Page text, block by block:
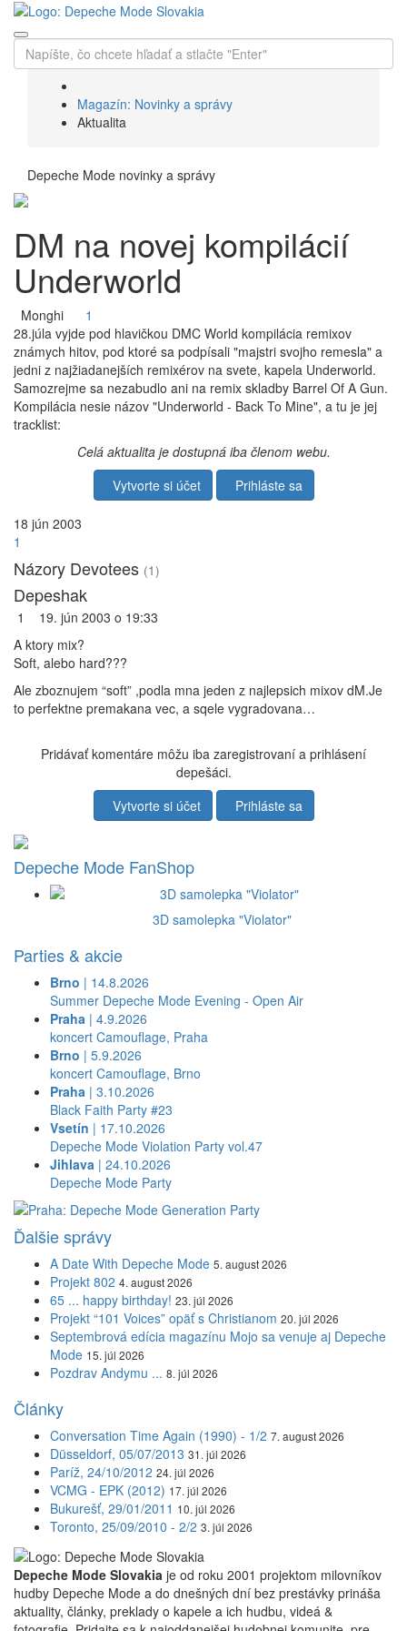
Magazín: Novinky a správy
Aktualita
Depeche Mode novinky a správy
DM na novej kompilácií
Underworld
Monghi
1
28.júla vyjde pod hlavičkou DMC World kompilácia remixov
známych hitov, pod ktoré sa podpísali "majstri svojho remesla" a
jedni z najžiadanejších remixérov na svete, kapela Underworld.
Samozrejme sa nezabudlo ani na remix skladby Barrel Of A Gun.
Kompilácia nesie názov "Underworld - Back To Mine", a tu je jej
tracklist:
Celá aktualita je dostupná iba členom webu.
Vytvorte si účet
Prihláste sa
18 jún 2003
1
Názory Devotees (1)
Depeshak
1
19. jún 2003 o 19:33
A ktory mix?
Soft, alebo hard???
Ale zboznujem “soft” ,podla mna jeden z najlepsich mixov dM.Je
to perfektne premakana vec, a sqele vygradovana…
Pridávať komentáre môžu iba zaregistrovaní a prihlásení
depešáci.
Vytvorte si účet
Prihláste sa
Depeche Mode FanShop
3D samolepka "Violator"
Parties & akcie
Brno | 14.8.2026
Summer Depeche Mode Evening - Open Air
Praha | 4.9.2026
koncert Camouflage, Praha
Brno | 5.9.2026
koncert Camouflage, Brno
Praha | 3.10.2026
Black Faith Party #23
Vsetín | 17.10.2026
Depeche Mode Violation Party vol.47
Jihlava | 24.10.2026
Depeche Mode Party
Ďalšie správy
A Date With Depeche Mode 5. august 2026
Projekt 802 4. august 2026
65 ... happy birthday! 23. júl 2026
Projekt “101 Voices” opäť s Christianom 20. júl 2026
Septembrová edícia magazínu Mojo sa venuje aj Depeche
Mode 15. júl 2026
Pozdrav Andymu ... 8. júl 2026
Články
Conversation Time Again (1990) - 1/2 7. august 2026
Düsseldorf, 05/07/2013 31. júl 2026
Paríž, 24/10/2012 24. júl 2026
VCMG - EPK (2012) 17. júl 2026
Bukurešť, 29/01/2011 10. júl 2026
Toronto, 25/09/2010 - 2/2 3. júl 2026
Depeche Mode Slovakia je od roku 2001 projektom milovníkov
hudby Depeche Mode a do dnešných dní bez prestávky prináša
aktuality, články, preklady o kapele a ich hudbu, videá &